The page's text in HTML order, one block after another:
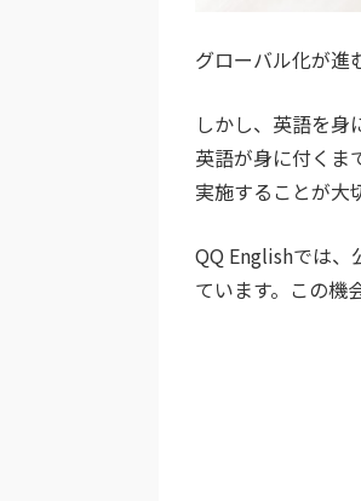
グローバル化が進
しかし、英語を身
英語が身に付くま
実施することが大
QQ Englishでは、
ています。この機